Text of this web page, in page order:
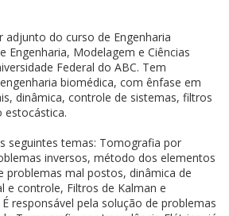
do curso de Engenharia
Engenharia, Modelagem e Ciências
Federal do ABC. Tem
biomédica, com ênfase em
dinâmica, controle de sistemas, filtros
estocástica.
seguintes temas: Tomografia por
inversos, método dos elementos
problemas mal postos, dinâmica de
e controle, Filtros de Kalman e
responsável pela solução de problemas